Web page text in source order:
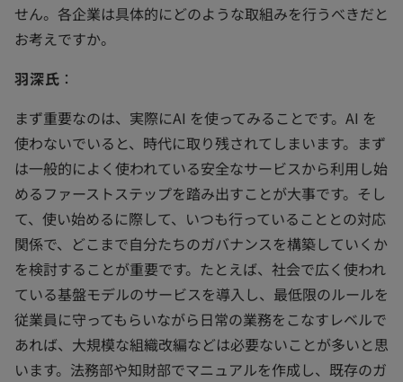
せん。各企業は具体的にどのような取組みを行うべきだと
お考えですか。
羽深氏 ：
まず重要なのは、実際にAI を使ってみることです。AI を
使わないでいると、時代に取り残されてしまいます。まず
は一般的によく使われている安全なサービスから利用し始
めるファーストステップを踏み出すことが大事です。そし
て、使い始めるに際して、いつも行っていることとの対応
関係で、どこまで自分たちのガバナンスを構築していくか
を検討することが重要です。たとえば、社会で広く使われ
ている基盤モデルのサービスを導入し、最低限のルールを
従業員に守ってもらいながら日常の業務をこなすレベルで
あれば、大規模な組織改編などは必要ないことが多いと思
います。法務部や知財部でマニュアルを作成し、既存のガ